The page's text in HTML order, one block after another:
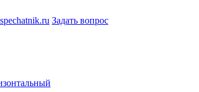
Задать вопрос